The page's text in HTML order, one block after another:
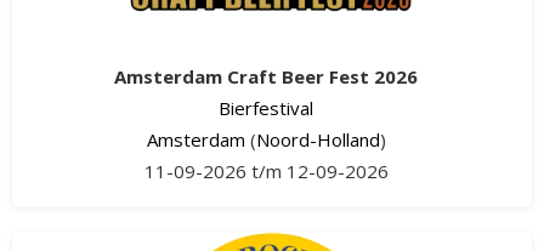
Amsterdam Craft Beer Fest 2026
Bierfestival
Amsterdam (Noord-Holland)
11-09-2026 t/m 12-09-2026